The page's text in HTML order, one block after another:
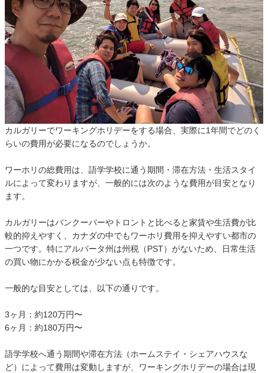
カルガリーでワーキングホリデーをする場合、実際に1年間でどのく
らいの費用が必要になるのでしょうか。
ワーホリの総費用は、語学学校に通う期間・滞在方法・生活スタイ
ルによって変わりますが、一般的には次のような費用が目安となり
ます。
カルガリーはバンクーバーやトロントと比べると家賃や生活費が比
較的抑えやすく、カナダの中でもワーホリ費用を抑えやすい都市の
一つです。特にアルバータ州は州税（PST）がないため、日常生活
の買い物にかかる税金が少ない点も特徴です。
一般的な目安としては、以下の通りです。
3ヶ月：約120万円〜
6ヶ月：約180万円〜
語学学校へ通う期間や滞在方法（ホームステイ・シェアハウスな
ど）によって費用は変動しますが、ワーキングホリデーの場合は現